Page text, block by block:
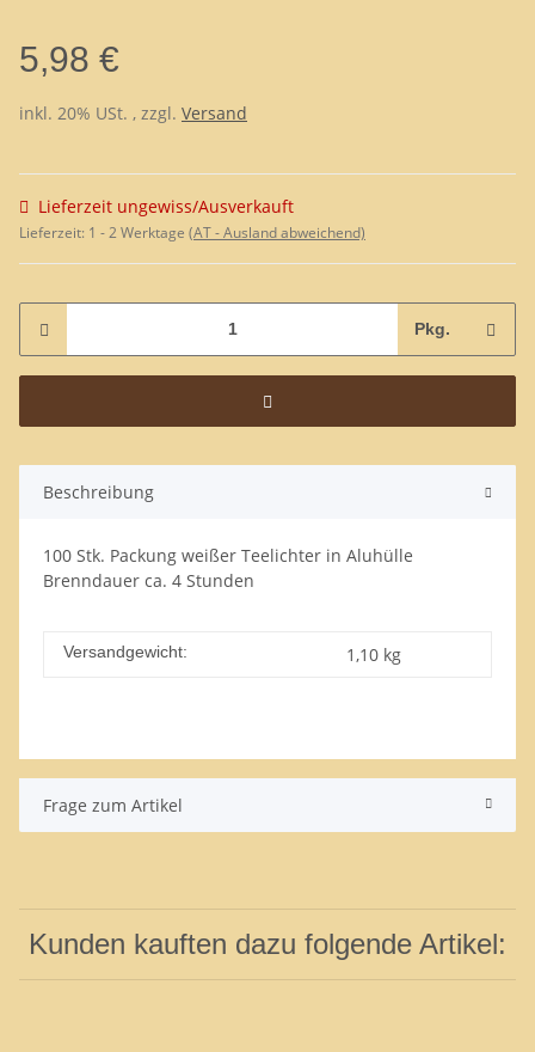
5,98 €
inkl. 20% USt. , zzgl. Versand
Lieferzeit ungewiss/Ausverkauft
Lieferzeit: 1 - 2 Werktage (AT - Ausland abweichend)
Pkg.
Beschreibung
100 Stk. Packung weißer Teelichter in Aluhülle
Brenndauer ca. 4 Stunden
Versandgewicht: 1,10 kg
Frage zum Artikel
Kunden kauften dazu folgende Artikel: